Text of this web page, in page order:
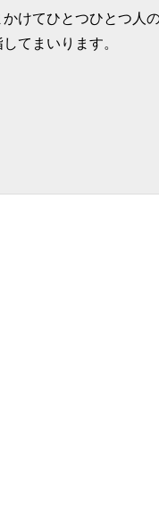
けてひとつひとつ人
てまいります。